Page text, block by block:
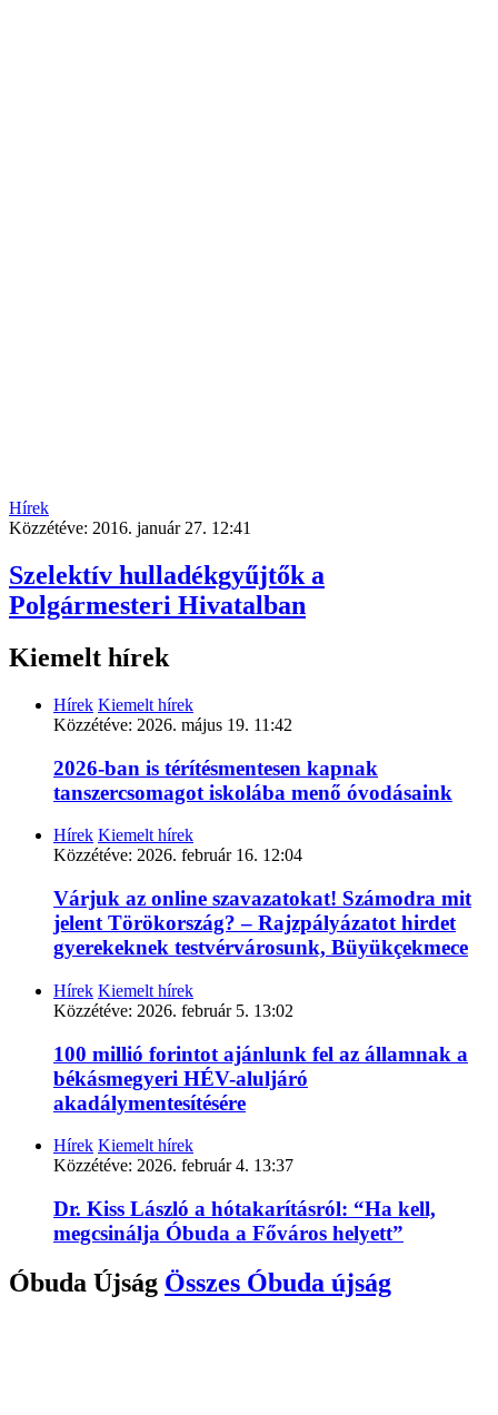
Hírek
Közzétéve: 2016. január 27. 12:41
Szelektív hulladékgyűjtők a
Polgármesteri Hivatalban
Kiemelt hírek
Hírek Kiemelt hírek
Közzétéve: 2026. május 19. 11:42
2026-ban is térítésmentesen kapnak
tanszercsomagot iskolába menő óvodásaink
Hírek Kiemelt hírek
Közzétéve: 2026. február 16. 12:04
Várjuk az online szavazatokat! Számodra mit
jelent Törökország? – Rajzpályázatot hirdet
gyerekeknek testvérvárosunk, Büyükçekmece
Hírek Kiemelt hírek
Közzétéve: 2026. február 5. 13:02
100 millió forintot ajánlunk fel az államnak a
békásmegyeri HÉV-aluljáró
akadálymentesítésére
Hírek Kiemelt hírek
Közzétéve: 2026. február 4. 13:37
Dr. Kiss László a hótakarításról: “Ha kell,
megcsinálja Óbuda a Főváros helyett”
Óbuda Újság Összes Óbuda újság